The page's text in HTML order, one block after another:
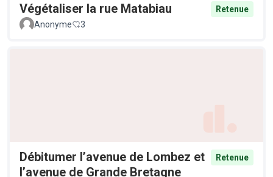
Végétaliser la rue Matabiau
Retenue
Anonyme
3
Débitumer l’avenue de Lombez et
l’avenue de Grande Bretagne
Retenue